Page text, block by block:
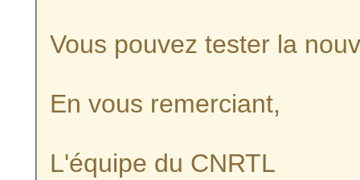
Vous pouvez tester la
En vous remerciant,
L'équipe du CNRTL